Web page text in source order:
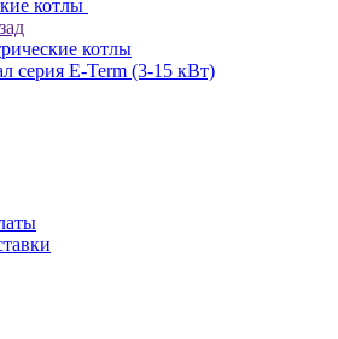
котлы
котлы
серия E-Term (3-15 кВт)